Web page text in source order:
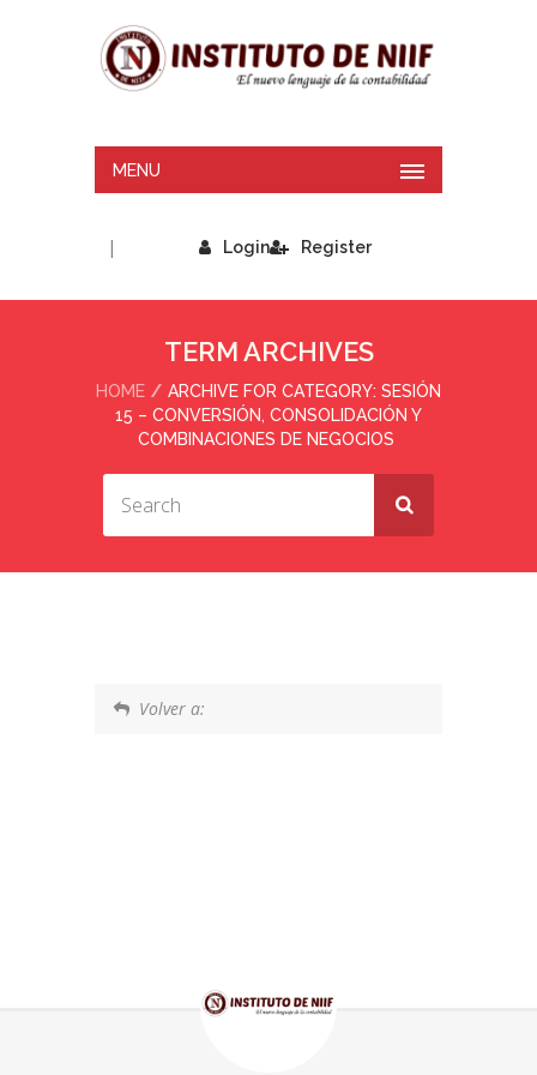
MENU
Login
| Register
TERM ARCHIVES
HOME
ARCHIVE FOR CATEGORY: SESIÓN
15 – CONVERSIÓN, CONSOLIDACIÓN Y
COMBINACIONES DE NEGOCIOS
Volver a: